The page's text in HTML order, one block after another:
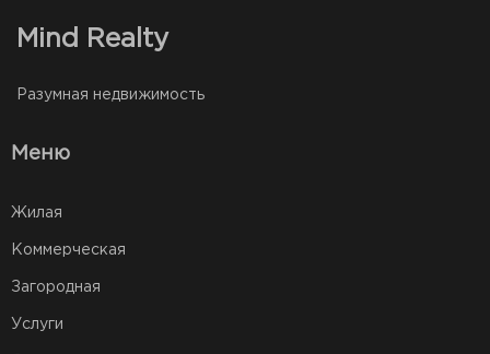
Mind Realty
Разумная недвижимость
Меню
Жилая
Коммерческая
Загородная
Услуги